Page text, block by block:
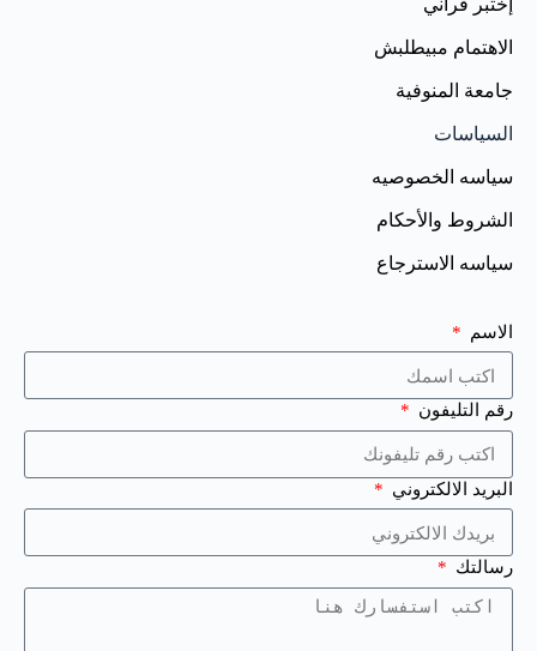
الاهتمام مبيطلبش
جامعة المنوفية
السياسات
سياسه الخصوصيه
الشروط والأحكام
سياسه الاسترجاع
الاسم
رقم التليفون
البريد الالكتروني
رسالتك